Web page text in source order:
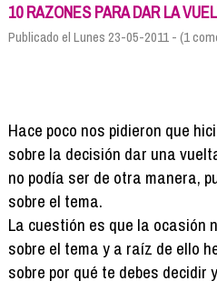
Info viajeros
10 RAZONES PARA DAR LA
Publicado el Lunes 23-05-2011 - (1
Hace poco nos pidieron que
sobre la decisión dar una
no podía ser de otra manera,
sobre el tema.
La cuestión es que la ocasión
sobre el tema y a raíz de ello
sobre por qué te debes decidir